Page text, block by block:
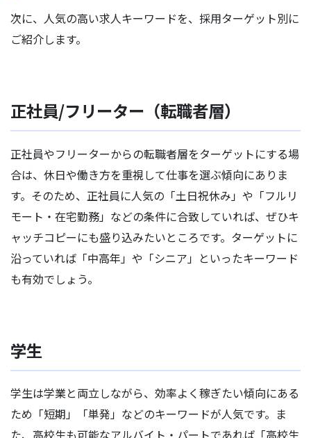
次に、人気の高い求人キーワードを、採用ターゲット別に
ご紹介します。
正社員/フリーター（転職者層）
正社員やフリーターからの転職者層をターゲットにする場
合は、休日や働き方を重視して仕事を選ぶ傾向にありま
す。そのため、正社員に人気の「土日祝休み」や「フルリ
モート・在宅勤務」などの条件に合致していれば、ぜひキ
ャッチコピーにも盛り込みたいところです。ターゲットに
沿っていれば「中高年」や「シニア」といったキーワード
も有効でしょう。
学生
学生は学業と両立しながら、効率よく稼ぎたい傾向にある
ため「短期」「単発」などのキーワードが人気です。ま
た、高校生も可能なアルバイト・パートであれば「高校生